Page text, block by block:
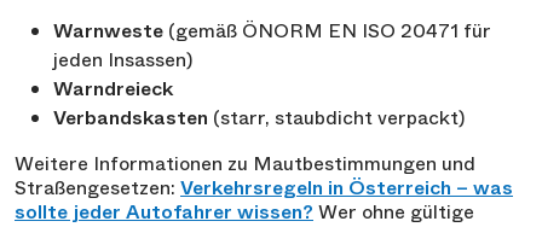
Warnweste (gemäß ÖNORM EN ISO 20471 für
jeden Insassen)
Warndreieck
Verbandskasten (starr, staubdicht verpackt)
Weitere Informationen zu Mautbestimmungen und
Straßengesetzen: Verkehrsregeln in Österreich – was
sollte jeder Autofahrer wissen? Wer ohne gültige